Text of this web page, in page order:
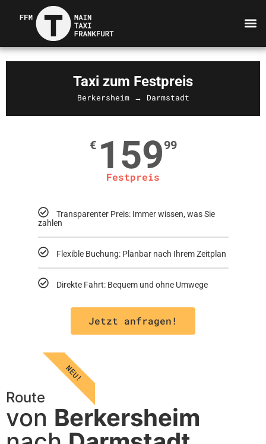
Route
von Berkersheim
Taxi zum Festpreis
Berkersheim → Darmstadt
€ 15999
Festpreis
Transparenter Preis: Immer wissen, was Sie
zahlen
Flexible Buchung: Planbar nach Ihrem Zeitplan
Direkte Fahrt: Bequem und ohne Umwege
Jetzt anfragen!
NEU!